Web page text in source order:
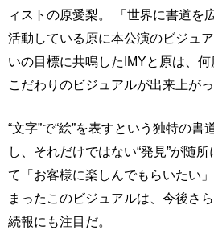
ィストの原愛梨。 「世界に書道を
活動している原に本公演のビジュ
いの目標に共鳴したIMYと原は、何
こだわりのビジュアルが出来上がっ
“文字”で“絵”を表すという独特の
し、それだけではない“発見”が随
て「お客様に楽しんでもらいたい
まったこのビジュアルは、今後さ
続報にも注目だ。